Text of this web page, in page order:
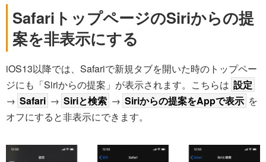
SafariトップページのSiriからの提
案を非表示にする
iOS13以降では、Safariで新規タブを開いた時のトップペー
ジにも「Siriからの提案」が表示されます。こちらは 設定
→ Safari → Siriと検索 → Siriからの提案をAppで表示 を
オフにすると非表示にできます。